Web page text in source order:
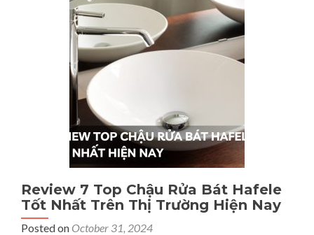
Top
Mẫu
Áo
Đấu
Anh
Mùa
Giải
23/24
Review 7 Top Chậu Rửa Bát Hafele
Tốt Nhất Trên Thị Trường Hiện Nay
Posted on October 31, 2024